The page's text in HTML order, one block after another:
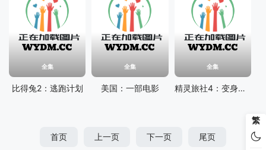
全集
比得兔2：逃跑计划
全集
美国：一部电影
全集
精灵旅社4：变身大冒险
首页 上一页 下一页 尾页
繁